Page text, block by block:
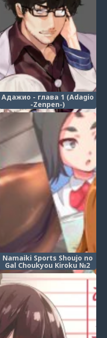
Адажио - глава 1 (Adagio
-Zenpen-)
Namaiki Sports Shoujo no
Gal Choukyou Kiroku №2
(Превращение дерзкой и
спортивной девчонки в